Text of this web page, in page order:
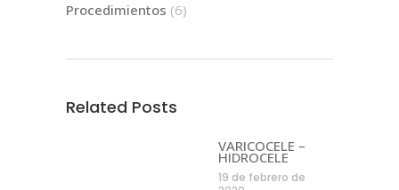
Procedimientos (6)
Related Posts
VARICOCELE –
HIDROCELE
19 de febrero de